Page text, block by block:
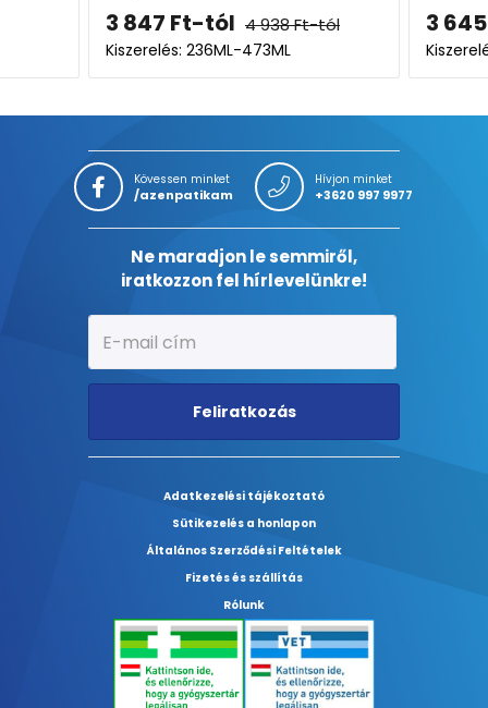
-tól 3 645Ft
Kiszerelés: 15ML
Kövessen minket
/azenpatikam
Hívjon minket
+3620 997 9977
Ne maradjon le semmiről,
iratkozzon fel hírlevelünkre!
Feliratkozás
Adatkezelési tájékoztató
Sütikezelés a honlapon
Általános Szerződési Feltételek
Fizetés és szállítás
Rólunk